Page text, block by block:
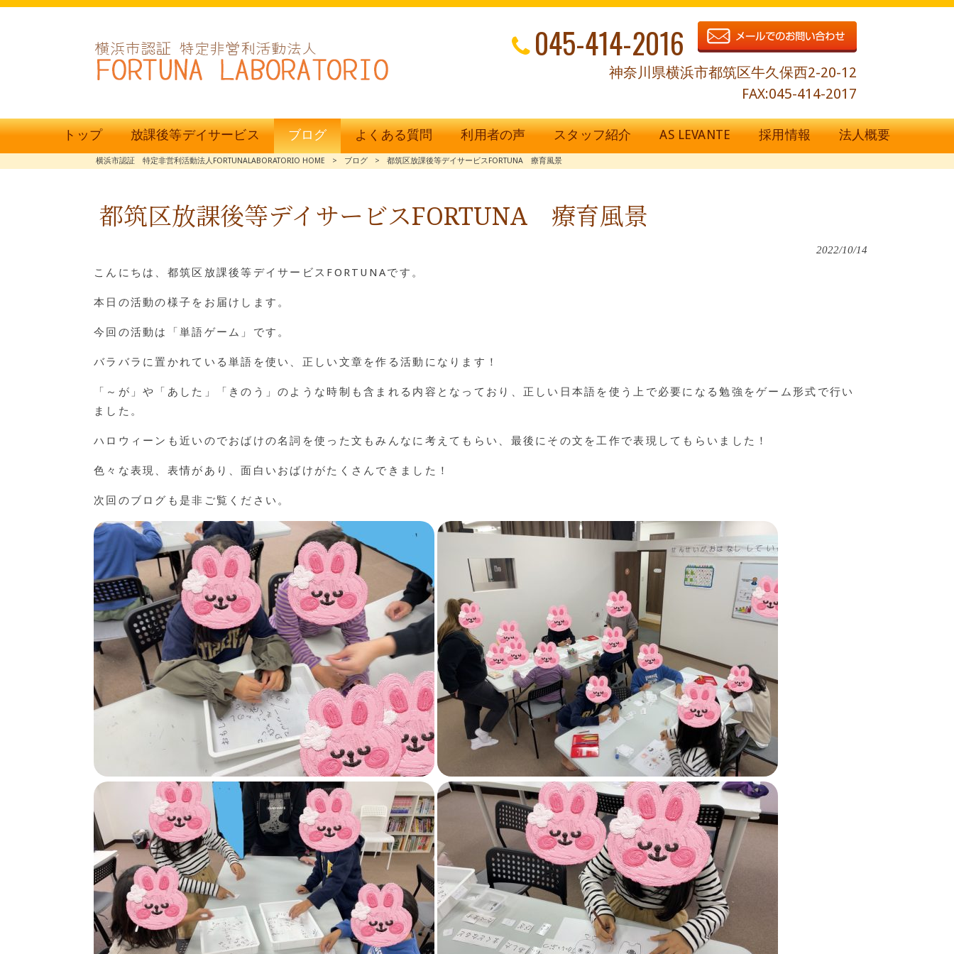
045-414-2016
神奈川県横浜市都筑区牛久保西2-20-12
FAX:045-414-2017
トップ 放課後等デイサービス ブログ よくある質問 利用者の声 スタッフ紹介 AS LEVANTE 採用情報 法人概要
横浜市認証 特定非営利活動法人FORTUNALABORATORIO HOME > ブログ > 都筑区放課後等デイサービスFORTUNA 療育風景
都筑区放課後等デイサービスFORTUNA 療育風景
2022/10/14
こんにちは、都筑区放課後等デイサービスFORTUNAです。
本日の活動の様子をお届けします。
今回の活動は「単語ゲーム」です。
バラバラに置かれている単語を使い、正しい文章を作る活動になります！
「～が」や「あした」「きのう」のような時制も含まれる内容となっており、正しい日本語を使う上で必要になる勉強をゲーム形式で行い
ました。
ハロウィーンも近いのでおばけの名詞を使った文もみんなに考えてもらい、最後にその文を工作で表現してもらいました！
色々な表現、表情があり、面白いおばけがたくさんできました！
次回のブログも是非ご覧ください。